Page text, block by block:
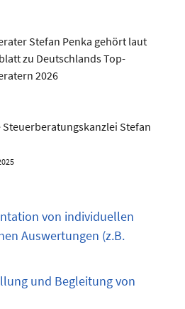
Stefan Penka gehört laut
zu Deutschlands Top-
2026
Steuerberatungskanzlei Stefan
von individuellen
Auswertungen (z.B.
und Begleitung von